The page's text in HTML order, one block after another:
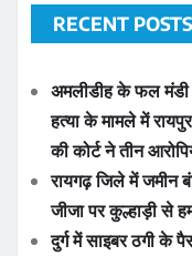
RECENT POSTS
अमलीडीह के फल मंडी
हत्या के मामले में
की कोर्ट ने तीन
रायगढ़ जिले में जमीन
जीजा पर कुल्हाड़ी से
दुर्ग में साइबर ठगी के